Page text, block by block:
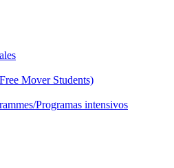
Mover Students)
Programas intensivos